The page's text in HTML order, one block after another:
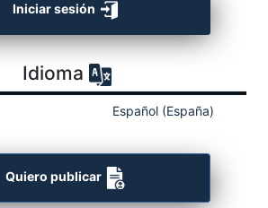
Iniciar sesión
Idioma
Español (España)
Quiero publicar